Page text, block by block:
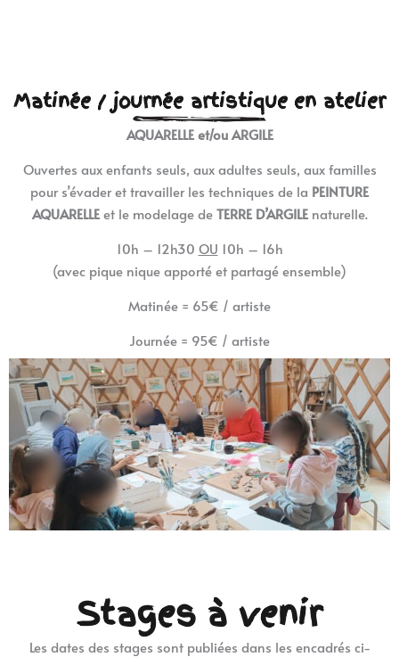
Matinée / journée artistique en atelier
AQUARELLE et/ou ARGILE
Ouvertes aux enfants seuls, aux adultes seuls, aux familles
pour s’évader et travailler les techniques de la PEINTURE
AQUARELLEet le modelage deTERRE D’ARGILEnaturelle.
10h – 12h30 OU 10h – 16h
(avec pique nique apporté et partagé ensemble)
Matinée = 65€ / artiste
Journée = 95€ / artiste
Stages à venir
Les dates des stages sont publiées dans les encadrés ci-